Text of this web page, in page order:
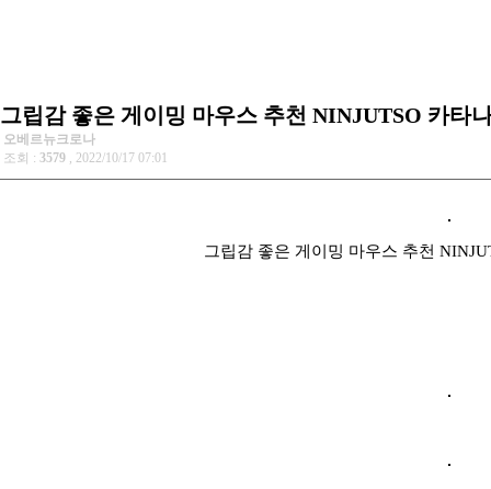
그립감 좋은 게이밍 마우스 추천 NINJUTSO 카타
오베르뉴크로나
조회 : 3579 , 2022/10/17 07:01
그립감 좋은 게이밍 마우스 추천